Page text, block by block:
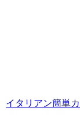
イタリアン簡単